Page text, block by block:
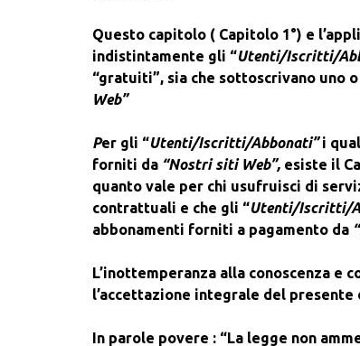
Questo capitolo ( Capitolo 1°) e
indistintamente gli “Utenti/Iscritti/
“gratuiti”, sia che sottoscrivano uno
Web”
Per gli “Utenti/Iscritti/Abbonati” i
forniti da “Nostri siti Web”, esiste il
quanto vale per chi usufruisci di
contrattuali e che gli “Utenti/Iscritti/
abbonamenti forniti a pagamento da
L’inottemperanza alla conoscenza e
l’accettazione integrale del
In parole povere : “La legge non